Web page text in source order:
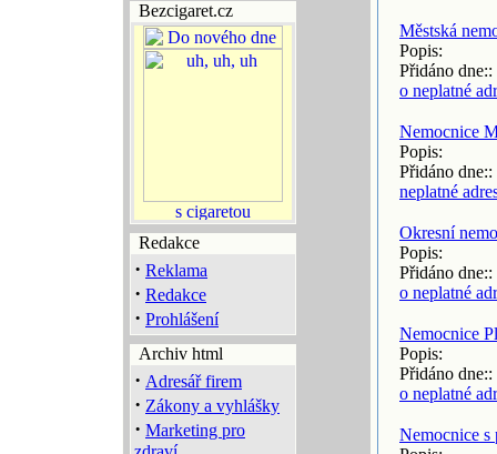
Bezcigaret.cz
Redakce
· Reklama
· Redakce
· Prohlášení
Archiv html
· Adresář firem
· Zákony a vyhlášky
· Marketing pro
Městská
Popis:
Přidáno
o neplatné
Nemocnice
Popis:
Přidáno
neplatné
Okresní
Popis:
Přidáno
o neplatné
Nemocnice
Popis:
Přidáno
o neplatné
Nemocnice